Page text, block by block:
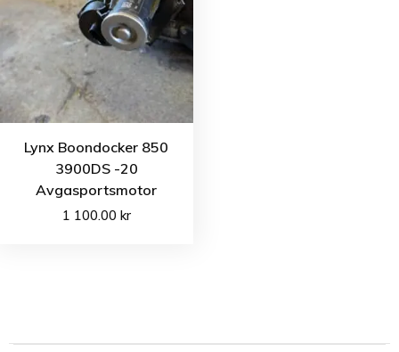
Lynx Boondocker 850
3900DS -20
Avgasportsmotor
1 100.00 kr